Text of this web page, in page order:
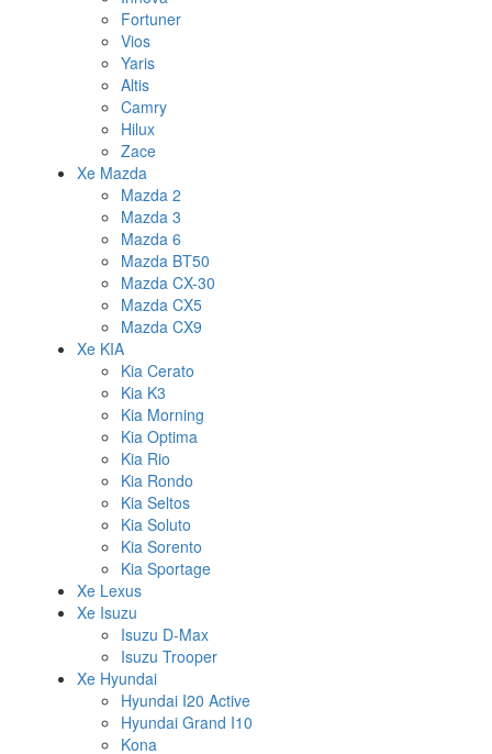
Fortuner
Vios
Yaris
Altis
Camry
Hilux
Zace
Xe Mazda
Mazda 2
Mazda 3
Mazda 6
Mazda BT50
Mazda CX-30
Mazda CX5
Mazda CX9
Xe KIA
Kia Cerato
Kia K3
Kia Morning
Kia Optima
Kia Rio
Kia Rondo
Kia Seltos
Kia Soluto
Kia Sorento
Kia Sportage
Xe Lexus
Xe Isuzu
Isuzu D-Max
Isuzu Trooper
Xe Hyundai
Hyundai I20 Active
Hyundai Grand I10
Kona